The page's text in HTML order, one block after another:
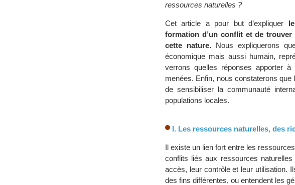
ressources naturelles ?
Cet article a pour but d’expliquer
formation d’un conflit et de
cette nature.Nous expliquerons
économique mais aussi humain,
verrons quelles réponses apporter
menées. Enfin, nous constaterons
de sensibiliser la communauté
populations locales.
I. Les ressources naturelles, des
Il existe un lien fort entre les
conflits liés aux ressources
accès, leur contrôle et leur utilisation.
des fins différentes, ou entendent les